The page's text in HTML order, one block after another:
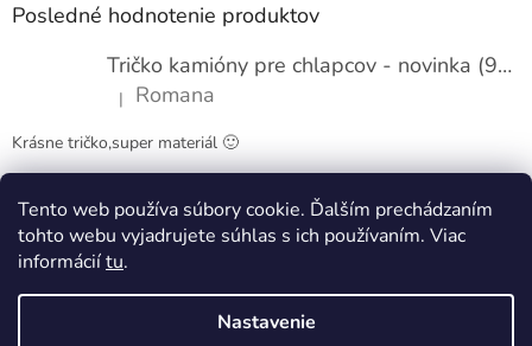
Tento web používa súbory cookie. Ďalším prechádzaním
tohto webu vyjadrujete súhlas s ich používaním. Viac
informáciítu.
Nastavenie
Posledné hodnotenie produktov
Tričko kamióny pre chlapcov - novinka (98-134)
Hodnotenie produktu je 5 z 5 hviezdičiek.
| Romana
Krásne tričko,super materiál 🙂
Obchodné podmienky Kontakty
Vytvoril Shoptet